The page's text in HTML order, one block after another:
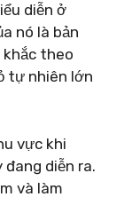
diễn ở
nó là bản
theo
tự nhiên lớn
vực khi
diễn ra.
và làm